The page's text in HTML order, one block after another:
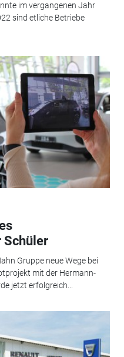
im vergangenen Jahr
sind etliche Betriebe
Schüler
Gruppe neue Wege bei
mit der Hermann-
jetzt erfolgreich...